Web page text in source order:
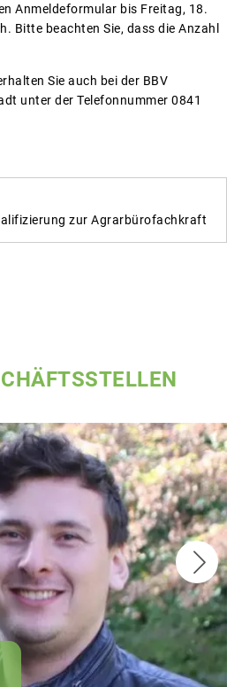
Anmeldeformular bis Freitag, 18.
Bitte beachten Sie, dass die Anzahl
Sie auch bei der BBV
unter der Telefonnummer 0841
zur Agrarbürofachkraft